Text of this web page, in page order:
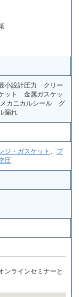
小設計圧力 クリー
ット 金属ガスケッ
カニカルシール グ
漏れ
ジ・ガスケット 、 プ
圧
ンラインセミナーと